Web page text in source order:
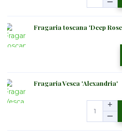
Fragaria toscana 'Deep
Fragaria Vesca 'Alexandria'